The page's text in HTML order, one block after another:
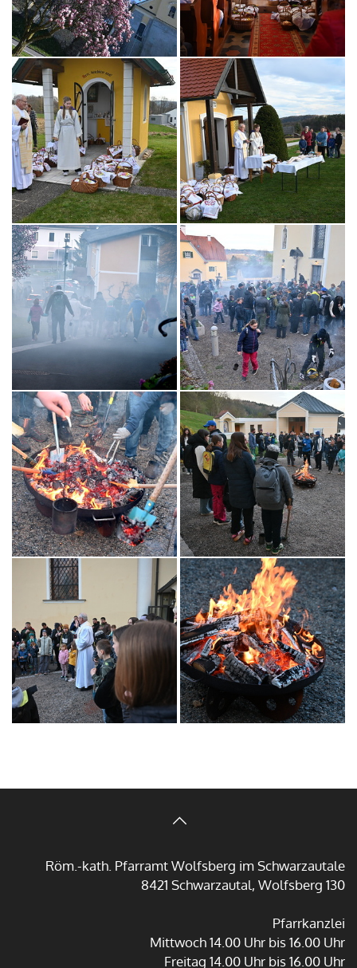
Röm.-kath. Pfarramt Wolfsberg im Schwarzautale
8421 Schwarzautal, Wolfsberg 130
Pfarrkanzlei
Mittwoch 14.00 Uhr bis 16.00 Uhr
Freitag 14.00 Uhr bis 16.00 Uhr